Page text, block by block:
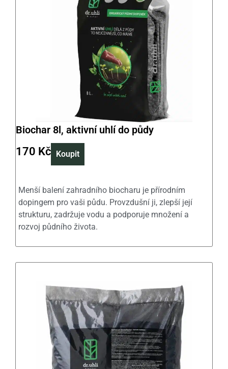
Biochar 8l, aktivní uhlí do půdy
170 Kč Koupit
Menší balení zahradního biocharu je přírodním
dopingem pro vaši půdu. Provzdušní ji, zlepší její
strukturu, zadržuje vodu a podporuje množení a
rozvoj půdního života.